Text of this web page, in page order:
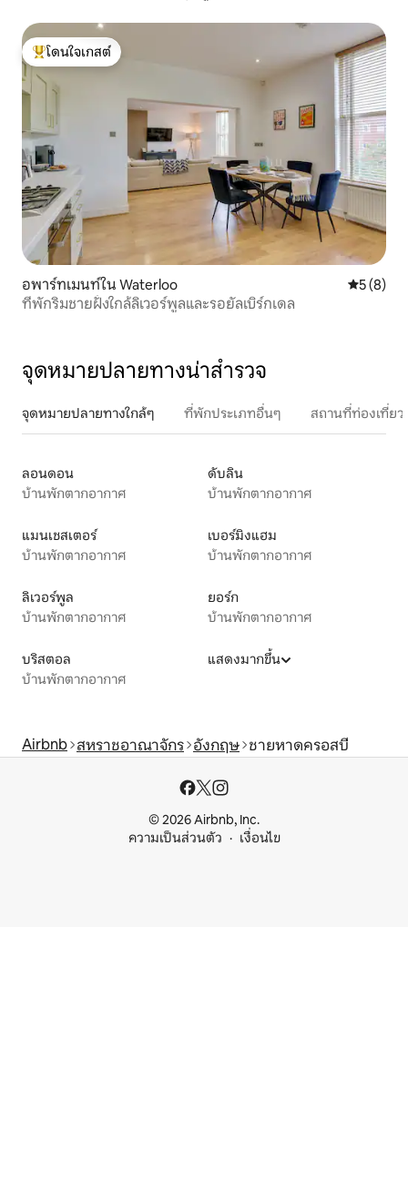
โดนใจเกสต์ที่สุด
โดนใจเกสต์
อพาร์ทเมนท์ใน Waterloo คะแนนเฉ
5 (8)
ที่พักริมชายฝั่งใกล้ลิเวอร์พูลและรอยัลเบิร์กเดล
จุดหมายปลายทางน่าสำรวจ
จุดหมายปลายทางใกล้ๆ ที่พักประเภทอื่นๆ สถานที่ท่องเที่ย
ลอนดอน
บ้านพักตากอากาศ
ดับลิน
บ้านพักตากอากาศ
แมนเชสเตอร์
บ้านพักตากอากาศ
เบอร์มิงแฮม
บ้านพักตากอากาศ
ลิเวอร์พูล
บ้านพักตากอากาศ
ยอร์ก
บ้านพักตากอากาศ
บริสตอล
บ้านพักตากอากาศ
แสดงมากขึ้น
Airbnb สหราชอาณาจักร อังกฤษ ชายหาดครอสบี
© 2026 Airbnb, Inc.
ความเป็นส่วนตัว
เงื่อนไข